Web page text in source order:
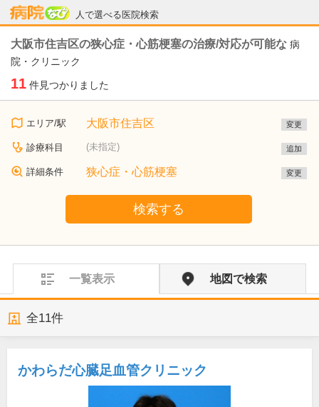
人で選べる医院検索
病院なび
大阪市住吉区の狭心症・心筋梗塞の治療/対応が可能な 病
院・クリニック
11 件見つかりました
エリア/駅 大阪市住吉区 変更
診療科目 (未指定) 追加
詳細条件 狭心症・心筋梗塞 変更
検索する
一覧表示 地図で検索
全11件
かわらだ心臓足血管クリニック